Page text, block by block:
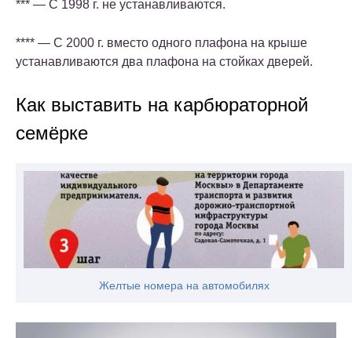
*** — С 1998 г. не устанавливаются.
**** — С 2000 г. вместо одного плафона на крыше
устанавливаются два плафона на стойках дверей.
Как выставить на карбюраторной
семёрке
Желтые номера на автомобилях